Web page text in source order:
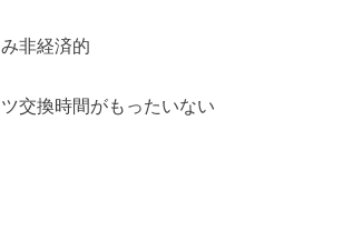
非経済的
交換時間がもったいない